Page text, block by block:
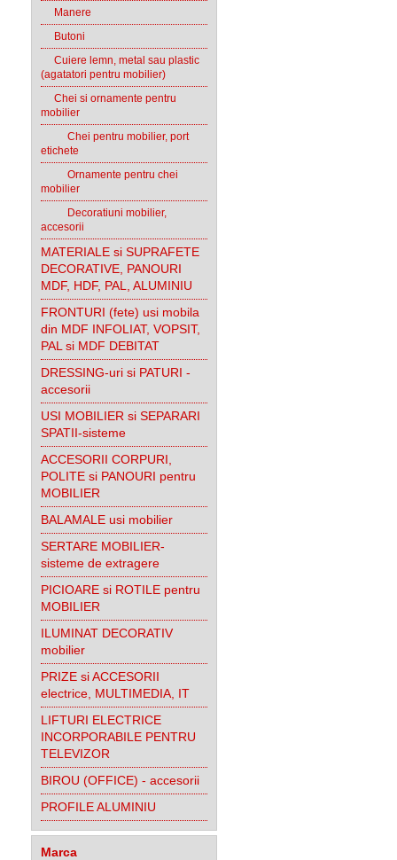
Manere
Butoni
Cuiere lemn, metal sau plastic
(agatatori pentru mobilier)
Chei si ornamente pentru
mobilier
Chei pentru mobilier, port
etichete
Ornamente pentru chei
mobilier
Decoratiuni mobilier,
accesorii
MATERIALE si SUPRAFETE
DECORATIVE, PANOURI
MDF, HDF, PAL, ALUMINIU
FRONTURI (fete) usi mobila
din MDF INFOLIAT, VOPSIT,
PAL si MDF DEBITAT
DRESSING-uri si PATURI -
accesorii
USI MOBILIER si SEPARARI
SPATII-sisteme
ACCESORII CORPURI,
POLITE si PANOURI pentru
MOBILIER
BALAMALE usi mobilier
SERTARE MOBILIER-
sisteme de extragere
PICIOARE si ROTILE pentru
MOBILIER
ILUMINAT DECORATIV
mobilier
PRIZE si ACCESORII
electrice, MULTIMEDIA, IT
LIFTURI ELECTRICE
INCORPORABILE PENTRU
TELEVIZOR
BIROU (OFFICE) - accesorii
PROFILE ALUMINIU
Marca